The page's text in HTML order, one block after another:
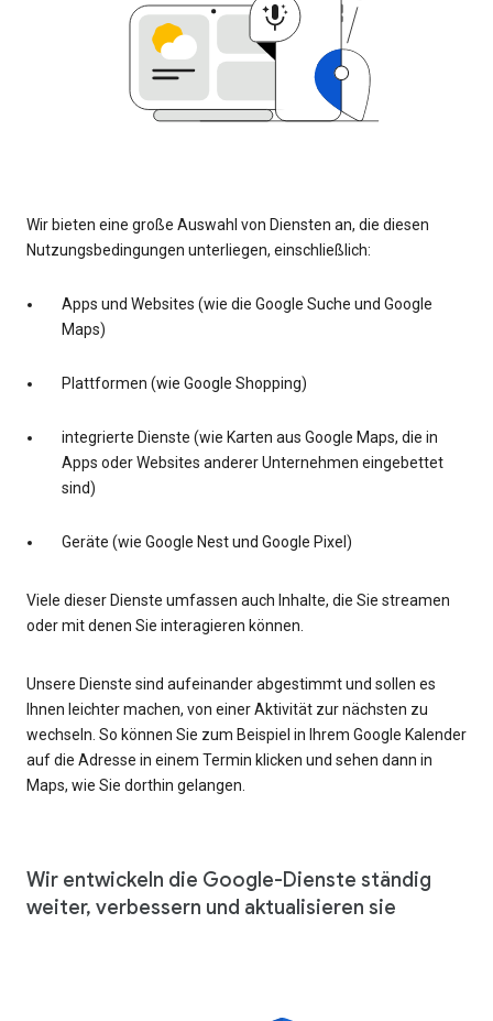
Wir bieten eine große Auswahl von Diensten an, die diesen
Nutzungsbedingungen unterliegen, einschließlich:
Apps und Websites (wie die Google Suche und Google
Maps)
Plattformen (wie Google Shopping)
integrierte Dienste (wie Karten aus Google Maps, die in
Apps oder Websites anderer Unternehmen eingebettet
sind)
Geräte (wie Google Nest und Google Pixel)
Viele dieser Dienste umfassen auch Inhalte, die Sie streamen
oder mit denen Sie interagieren können.
Unsere Dienste sind aufeinander abgestimmt und sollen es
Ihnen leichter machen, von einer Aktivität zur nächsten zu
wechseln. So können Sie zum Beispiel in Ihrem Google Kalender
auf die Adresse in einem Termin klicken und sehen dann in
Maps, wie Sie dorthin gelangen.
Wir entwickeln die Google-Dienste ständig
weiter, verbessern und aktualisieren sie